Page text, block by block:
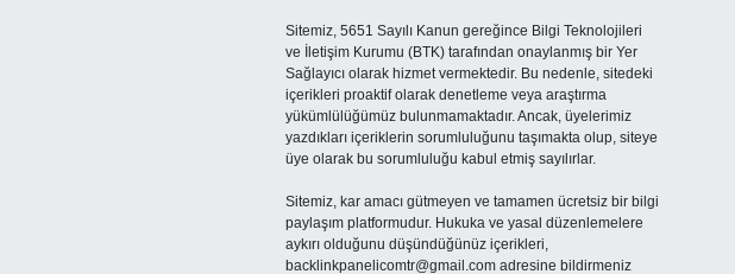
Sitemiz, 5651 Sayılı Kanun gereğince Bilgi Teknolojileri
ve İletişim Kurumu (BTK) tarafından onaylanmış bir Yer
Sağlayıcı olarak hizmet vermektedir. Bu nedenle, sitedeki
içerikleri proaktif olarak denetleme veya araştırma
yükümlülüğümüz bulunmamaktadır. Ancak, üyelerimiz
yazdıkları içeriklerin sorumluluğunu taşımakta olup, siteye
üye olarak bu sorumluluğu kabul etmiş sayılırlar.
Sitemiz, kar amacı gütmeyen ve tamamen ücretsiz bir bilgi
paylaşım platformudur. Hukuka ve yasal düzenlemelere
aykırı olduğunu düşündüğünüz içerikleri,
backlinkpanelicomtr@gmail.comadresine bildirmeniz